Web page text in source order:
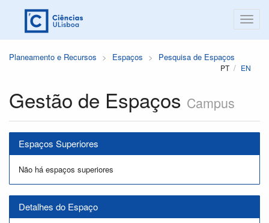
Planeamento e Recursos Espaços Pesquisa de Espaços
PT EN
Gestão de Espaços Campus
Espaços Superiores
Não há espaços superiores
Detalhes do Espaço